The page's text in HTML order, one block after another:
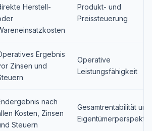
Herstell-
Produkt- und
Preissteuerung
Ergebnis
Zinsen und
Operative
Leistungsfähigkeit
nach
Kosten, Zinsen
Steuern
Gesamtrentabilität und